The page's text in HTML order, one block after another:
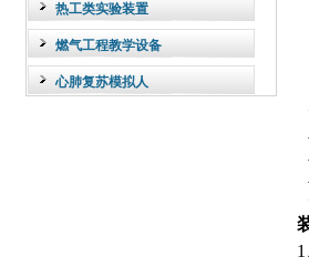
热工类实验装置
燃气工程教学设备
心肺复苏模拟人